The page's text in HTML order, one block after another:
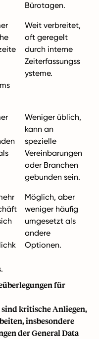
Bürotagen.
Weit verbreitet,
oft geregelt
durch interne
Zeiterfassungss
ysteme.
Weniger üblich,
kann an
spezielle
Vereinbarungen
oder Branchen
gebunden sein.
Möglich, aber
weniger häufig
umgesetzt als
andere
Optionen.
für
kritische Anliegen,
insbesondere
der General Data